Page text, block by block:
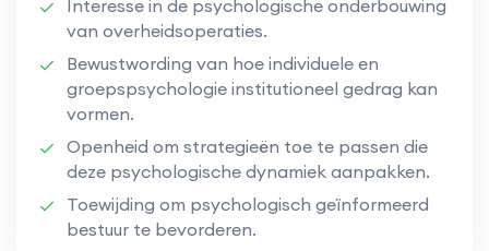
Interesse in de psychologische onderbouwing
van overheidsoperaties.
Bewustwording van hoe individuele en
groepspsychologie institutioneel gedrag kan
vormen.
Openheid om strategieën toe te passen die
deze psychologische dynamiek aanpakken.
Toewijding om psychologisch geïnformeerd
bestuur te bevorderen.